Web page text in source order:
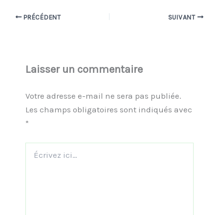
PRÉCÉDENT SUIVANT
Laisser un commentaire
Votre adresse e-mail ne sera pas publiée.
Les champs obligatoires sont indiqués avec
*
ici…